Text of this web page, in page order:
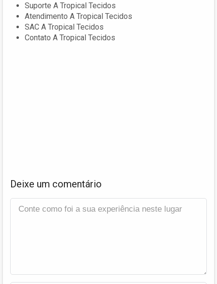
Suporte A Tropical Tecidos
Atendimento A Tropical Tecidos
SAC A Tropical Tecidos
Contato A Tropical Tecidos
Deixe um comentário